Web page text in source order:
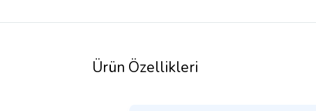
Ürün Özellikleri